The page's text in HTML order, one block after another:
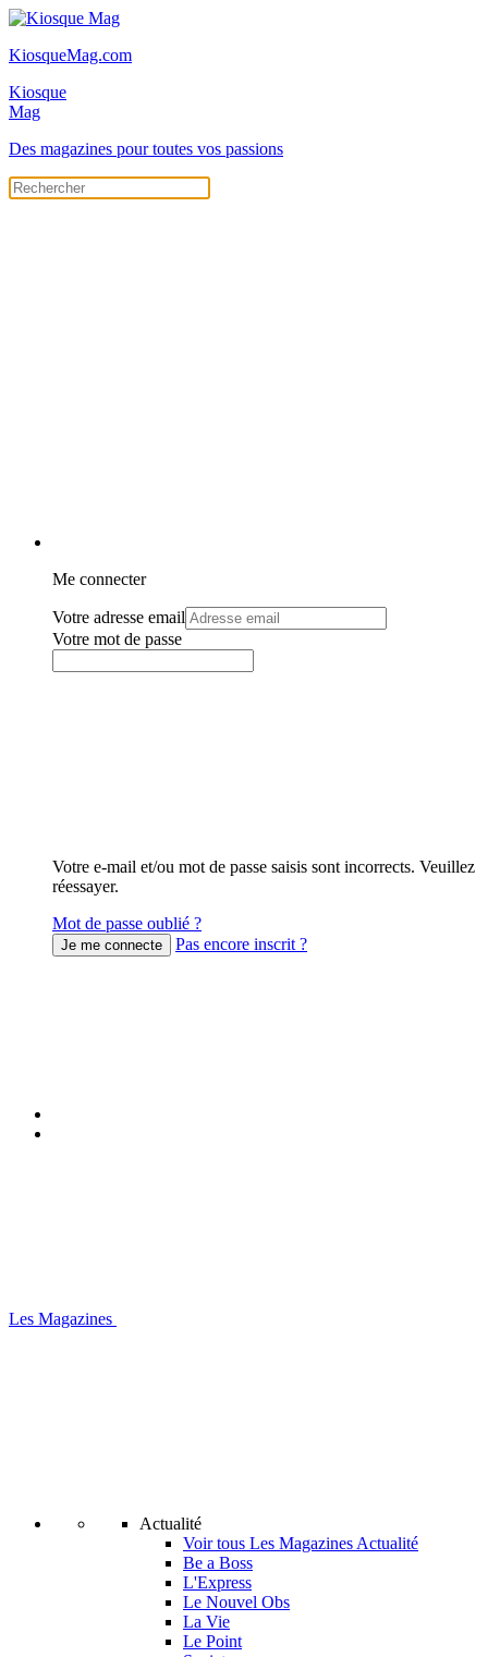
KiosqueMag.com
Kiosque
Mag
Des magazines pour toutes vos passions
Me connecter
Votre adresse email
Votre mot de passe
Votre e-mail et/ou mot de passe saisis sont incorrects. Veuillez
réessayer.
Mot de passe oublié ?
Pas encore inscrit ?
Les Magazines
Actualité
Voir tous Les Magazines Actualité
Be a Boss
L'Express
Le Nouvel Obs
La Vie
Le Point